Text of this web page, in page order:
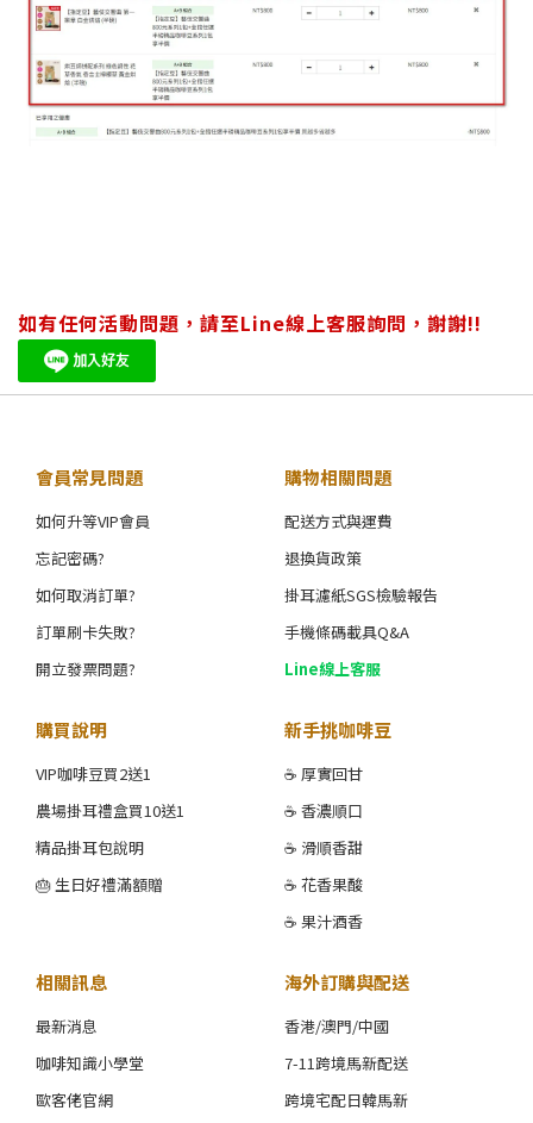
如有任何活動問題，請至Line線上客服詢問，謝謝!!
會員常見問題
如何升等VIP會員
忘記密碼?
如何取消訂單?
訂單刷卡失敗?
開立發票問題?
購物相關問題
配送方式與運費
退換貨政策
掛耳濾紙SGS檢驗報告
手機條碼載具Q&A
Line線上客服
購買說明
VIP咖啡豆買2送1
農場掛耳禮盒買10送1
精品掛耳包說明
🎂 生日好禮滿額贈
新手挑咖啡豆
☕ 厚實回甘
☕ 香濃順口
☕ 滑順香甜
☕ 花香果酸
☕ 果汁酒香
相關訊息
最新消息
咖啡知識小學堂
歐客佬官網
海外訂購與配送
香港/澳門/中國
7-11跨境馬新配送
跨境宅配日韓馬新